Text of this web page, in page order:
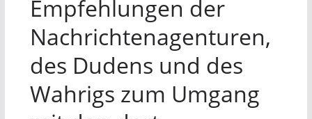
Empfehlungen der
Nachrichtenagenturen,
des Dudens und des
Wahrigs zum Umgang